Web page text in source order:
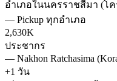
อำเภอในนครราชสีมา (โ
— Pickup ทุกอำเภอ
2,630K
ประชากร
— Nakhon Ratchasima
+1 วัน